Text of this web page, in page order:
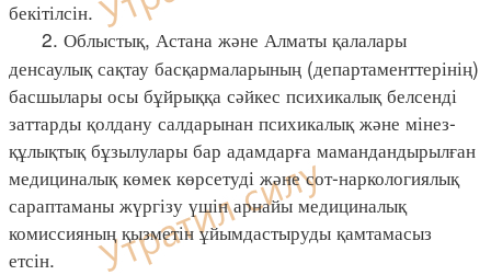
бекітілсін.
2. Облыстық, Астана және Алматы қалалары
денсаулық сақтау басқармаларының (департаменттерінің)
басшылары осы бұйрыққа сәйкес психикалық белсенді
заттарды қолдану салдарынан психикалық және мінез-
құлықтық бұзылулары бар адамдарға мамандандырылған
медициналық көмек көрсетуді және сот-наркологиялық
сараптаманы жүргізу үшін арнайы медициналық
комиссияның қызметін ұйымдастыруды қамтамасыз
етсін.